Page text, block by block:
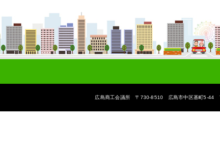
広島商工会議所 〒730-8510 広島市中区基町5-44